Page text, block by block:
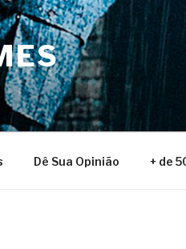
Dê Sua Opinião + de